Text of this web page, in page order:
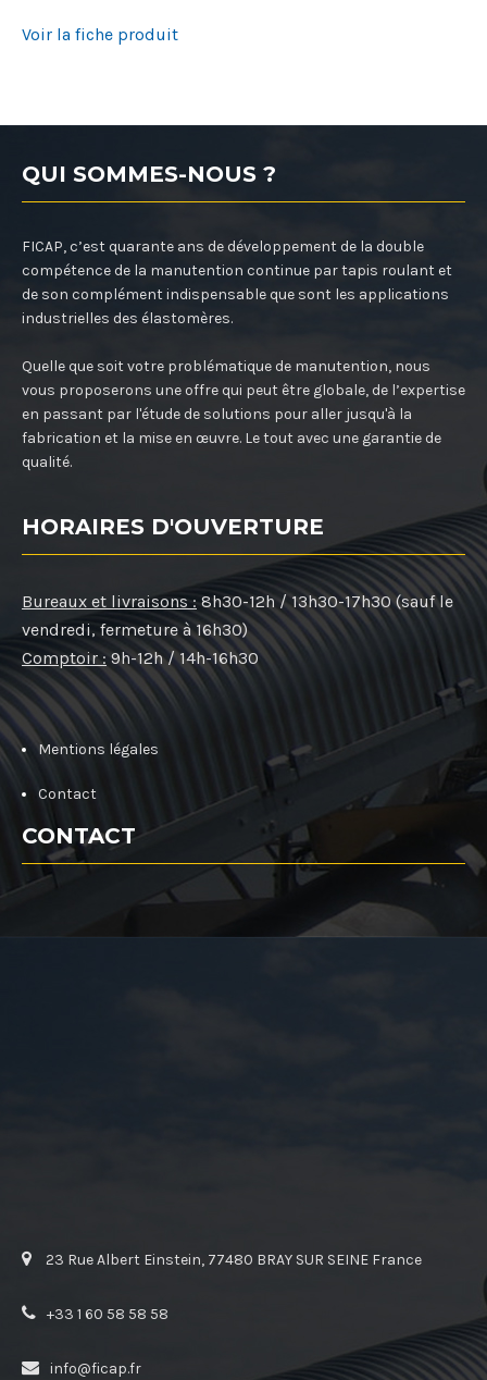
Voir la fiche produit
QUI SOMMES-NOUS ?
FICAP, c’est quarante ans de développement de la double
compétence de la manutention continue par tapis roulant et
de son complément indispensable que sont les applications
industrielles des élastomères.
Quelle que soit votre problématique de manutention, nous
vous proposerons une offre qui peut être globale, de l’expertise
en passant par l'étude de solutions pour aller jusqu'à la
fabrication et la mise en œuvre. Le tout avec une garantie de
qualité.
HORAIRES D'OUVERTURE
Bureaux et livraisons : 8h30-12h / 13h30-17h30 (sauf le
vendredi, fermeture à 16h30)
Comptoir : 9h-12h / 14h-16h30
Mentions légales
Contact
CONTACT
23 Rue Albert Einstein, 77480 BRAY SUR SEINE France
+33 1 60 58 58 58
info@ficap.fr